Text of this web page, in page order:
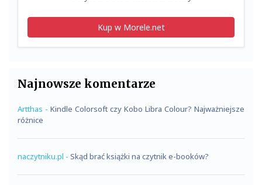
Kup w Morele.net
Najnowsze komentarze
Artthas - Kindle Colorsoft czy Kobo Libra Colour? Najważniejsze
różnice
naczytniku.pl - Skąd brać książki na czytnik e-booków?